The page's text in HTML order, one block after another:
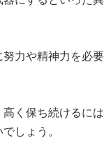
力や精神力を必
く保ち続けるに
しょう。